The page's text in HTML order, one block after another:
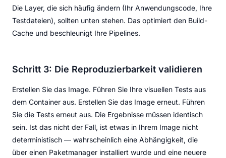
Die Layer, die sich häufig ändern (Ihr Anwendungscode, Ihre
Testdateien), sollten unten stehen. Das optimiert den Build-
Cache und beschleunigt Ihre Pipelines.
Schritt 3: Die Reproduzierbarkeit validieren
Erstellen Sie das Image. Führen Sie Ihre visuellen Tests aus
dem Container aus. Erstellen Sie das Image erneut. Führen
Sie die Tests erneut aus. Die Ergebnisse müssen identisch
sein. Ist das nicht der Fall, ist etwas in Ihrem Image nicht
deterministisch — wahrscheinlich eine Abhängigkeit, die
über einen Paketmanager installiert wurde und eine neuere